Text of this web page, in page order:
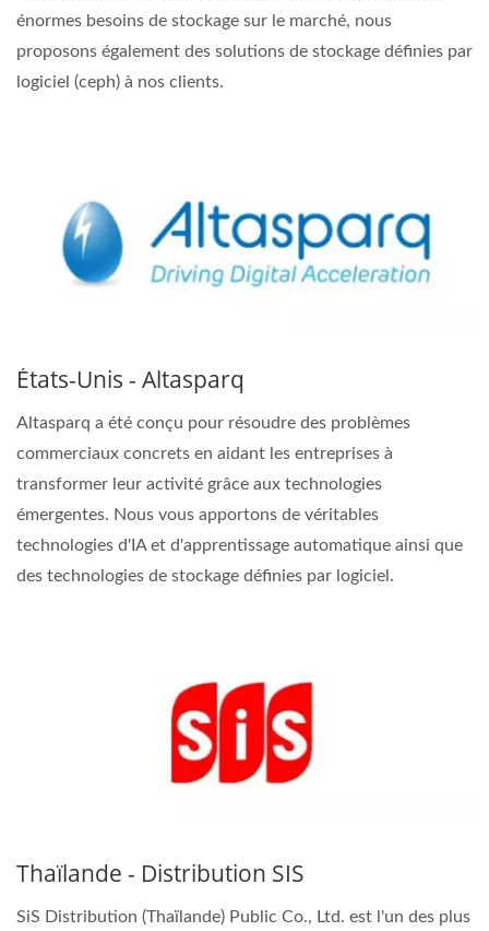
énormes besoins de stockage sur le marché, nous
proposons également des solutions de stockage définies par
logiciel (ceph) à nos clients.
États-Unis - Altasparq
Altasparq a été conçu pour résoudre des problèmes
commerciaux concrets en aidant les entreprises à
transformer leur activité grâce aux technologies
émergentes. Nous vous apportons de véritables
technologies d'IA et d'apprentissage automatique ainsi que
des technologies de stockage définies par logiciel.
Thaïlande - Distribution SIS
SiS Distribution (Thaïlande) Public Co., Ltd. est l'un des plus